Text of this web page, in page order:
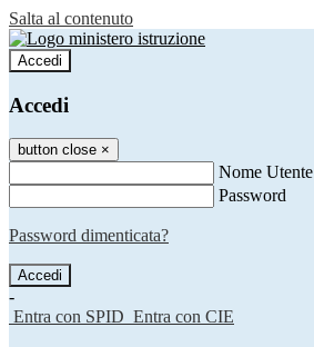
Salta al contenuto
Accedi
Accedi
button close ×
Nome Utente
Password
Password dimenticata?
-
Entra con SPID Entra con CIE